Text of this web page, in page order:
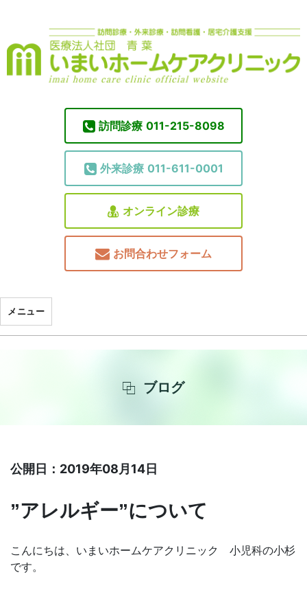
訪問診療 011-215-8098
外来診療 011-611-0001
オンライン診療
お問合わせフォーム
メニュー
ブログ
公開日：2019年08月14日
”アレルギー”について
こんにちは、いまいホームケアクリニック 小児科の小杉
です。